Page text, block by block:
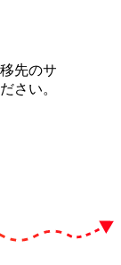
先のサ
さい。